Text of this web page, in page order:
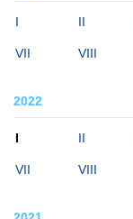
I II
VII VIII
2022
I II
VII VIII